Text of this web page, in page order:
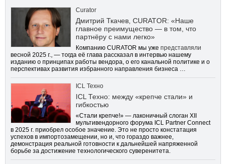
Curator
Дмитрий Ткачев, CURATOR: «Наше
главное преимущество — в том, что
партнёру с нами легко»
Компанию CURATOR мы уже представляли
весной 2025 г., — тогда её глава рассказал в интервью нашему
изданию о принципах работы вендора, о его канальной политике и о
перспективах развития избранного направления бизнеса …
ICL Техно
ICL Техно: между «крепче стали» и
гибкостью
«Стали крепче!» — лаконичный слоган XII
мультивендорного форума ICL Partner Connect
в 2025 г. приобрел особое значение. Это не просто констатация
успехов в импортозамещении, но и, что гораздо важнее,
демонстрация реальной готовности к дальнейшей напряженной
борьбе за достижение технологического суверенитета.